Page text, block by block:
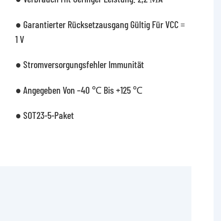
● Garantierter Rücksetzausgang Gültig Für VCC =
1 V
● Stromversorgungsfehler Immunität
● Angegeben Von –40 ℃ Bis +125 ℃
● SOT23-5-Paket